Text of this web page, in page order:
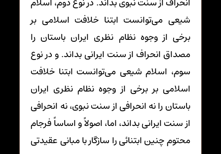
شیعی می‌توانست ابتنا خلافت اسلامی بر
برخی از وجوه نظام نظری ایران باستان را
مصداق انحراف از سنت ایرانی بداند. و در نوع
سوم، اسلام شیعی می‌توانست ابتنا خلافت
اسلامی بر برخی از وجوه نظام نظری ایران
باستان را نه انحرافی از سنت نبوی، نه انحرافی
از سنت ایرانی بداند، اما، اصولاً و اساساً فرجام
محتوم چنین ابتنائی را سازگار با مبانی عقیدتی